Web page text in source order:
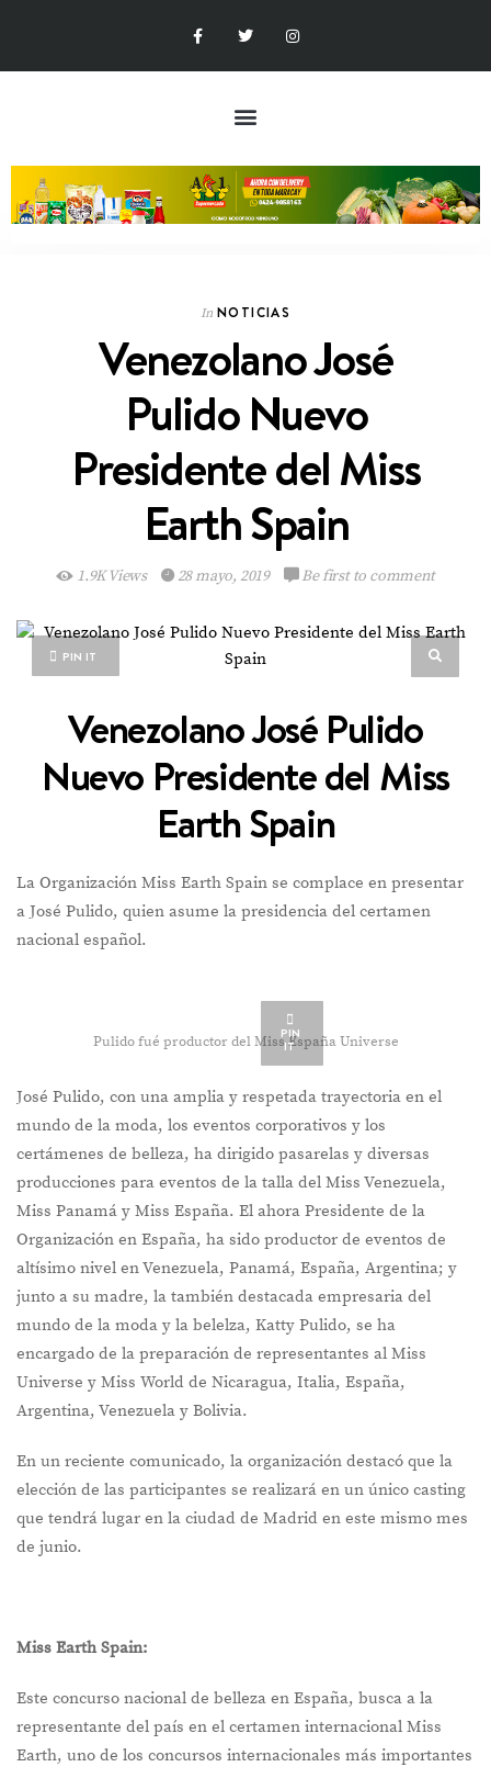
In NOTICIAS
Venezolano José
Pulido Nuevo
Presidente del Miss
Earth Spain
1.9K Views 28 mayo, 2019 Be first to comment
PIN IT
Venezolano José Pulido
Nuevo Presidente del Miss
Earth Spain
La Organización Miss Earth Spain se complace en presentar
a José Pulido, quien asume la presidencia del certamen
nacional español.
PIN
IT
Pulido fué productor del Miss España Universe
José Pulido, con una amplia y respetada trayectoria en el
mundo de la moda, los eventos corporativos y los
certámenes de belleza, ha dirigido pasarelas y diversas
producciones para eventos de la talla del Miss Venezuela,
Miss Panamá y Miss España. El ahora Presidente de la
Organización en España, ha sido productor de eventos de
altísimo nivel en Venezuela, Panamá, España, Argentina; y
junto a su madre, la también destacada empresaria del
mundo de la moda y la belelza, Katty Pulido, se ha
encargado de la preparación de representantes al Miss
Universe y Miss World de Nicaragua, Italia, España,
Argentina, Venezuela y Bolivia.
En un reciente comunicado, la organización destacó que la
elección de las participantes se realizará en un único casting
que tendrá lugar en la ciudad de Madrid en este mismo mes
de junio.
Miss Earth Spain:
Este concurso nacional de belleza en España, busca a la
representante del país en el certamen internacional Miss
Earth, uno de los concursos internacionales más importantes